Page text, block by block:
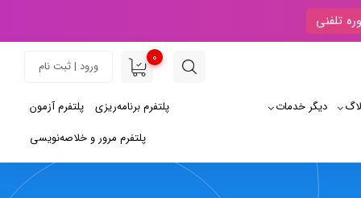
تلفنی
0
ورود | ثبت نام
دیگر خدمات پلتفرم آزمون
پلتفرم برنامه‌ریزی
پلتفرم مرور و خلاصه‌نویسی